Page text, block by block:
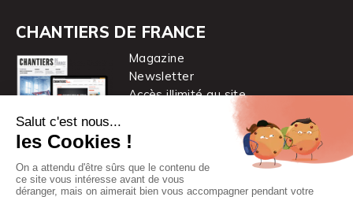
CHANTIERS DE FRANCE
Magazine
Newsletter
Accès illimité au site